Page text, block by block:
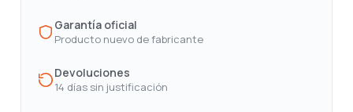
Garantía oficial
Producto nuevo de fabricante
Devoluciones
14 días sin justificación